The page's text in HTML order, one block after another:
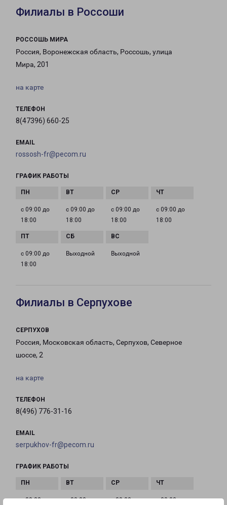
Филиалы в Россоши
РОССОШЬ МИРА
Россия, Воронежская область, Россошь, улица
Мира, 201
на карте
ТЕЛЕФОН
8(47396) 660-25
EMAIL
rossosh-fr@pecom.ru
ГРАФИК РАБОТЫ
с 09:00 до
18:00
с 09:00 до
18:00
с 09:00 до
18:00
с 09:00 до
18:00
с 09:00 до
18:00
Выходной Выходной
Филиалы в Серпухове
СЕРПУХОВ
Россия, Московская область, Серпухов, Северное
шоссе, 2
на карте
ТЕЛЕФОН
8(496) 776-31-16
EMAIL
serpukhov-fr@pecom.ru
ГРАФИК РАБОТЫ
с 09:00 до с 09:00 до с 09:00 до с 09:00 до